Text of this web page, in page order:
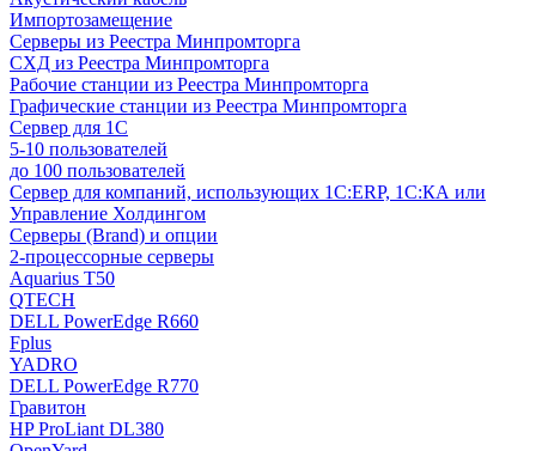
Импортозамещение
Серверы из Реестра Минпромторга
СХД из Реестра Минпромторга
Рабочие станции из Реестра Минпромторга
Графические станции из Реестра Минпромторга
Сервер для 1С
5-10 пользователей
до 100 пользователей
Сервер для компаний, использующих 1C:ERP, 1С:КА или
Управление Холдингом
Серверы (Brand) и опции
2-процессорные серверы
Aquarius T50
QTECH
DELL PowerEdge R660
Fplus
YADRO
DELL PowerEdge R770
Гравитон
HP ProLiant DL380